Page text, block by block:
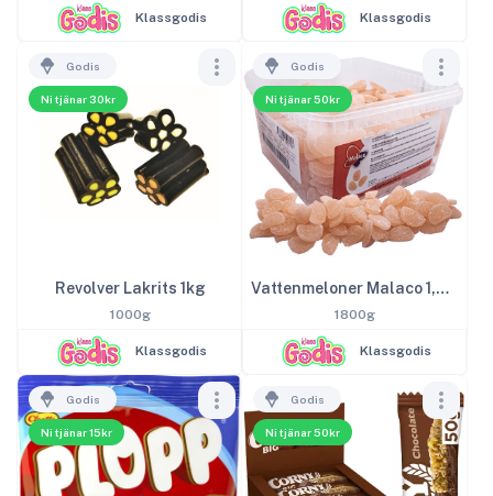
Klassgodis Klassgodis
Ni tjänar 30kr
Godis
Revolver Lakrits 1kg
1000g
Klassgodis
Ni tjänar 50kr
Godis
Vattenmeloner Malaco 1,8kg
1800g
Klassgodis
Ni tjänar 15kr
Godis
Ni tjänar 50kr
Godis